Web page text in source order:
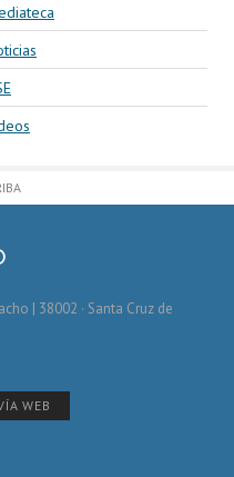
| 38002 · Santa Cruz de
WEB